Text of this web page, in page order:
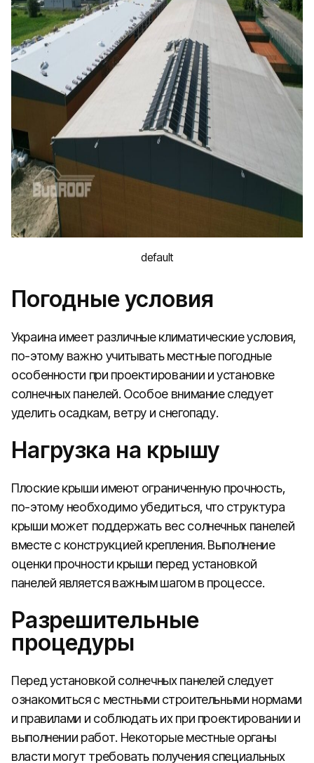
default
Погодные условия
Украина имеет различные климатические условия,
по-этому важно учитывать местные погодные
особенности при проектировании и установке
солнечных панелей. Особое внимание следует
уделить осадкам, ветру и снегопаду.
Нагрузка на крышу
Плоские крыши имеют ограниченную прочность,
по-этому необходимо убедиться, что структура
крыши может поддержать вес солнечных панелей
вместе с конструкцией крепления. Выполнение
оценки прочности крыши перед установкой
панелей является важным шагом в процессе.
Разрешительные
процедуры
Перед установкой солнечных панелей следует
ознакомиться с местными строительными нормами
и правилами и соблюдать их при проектировании и
выполнении работ. Некоторые местные органы
власти могут требовать получения специальных